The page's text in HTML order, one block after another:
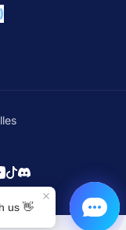
TikTok
Discord